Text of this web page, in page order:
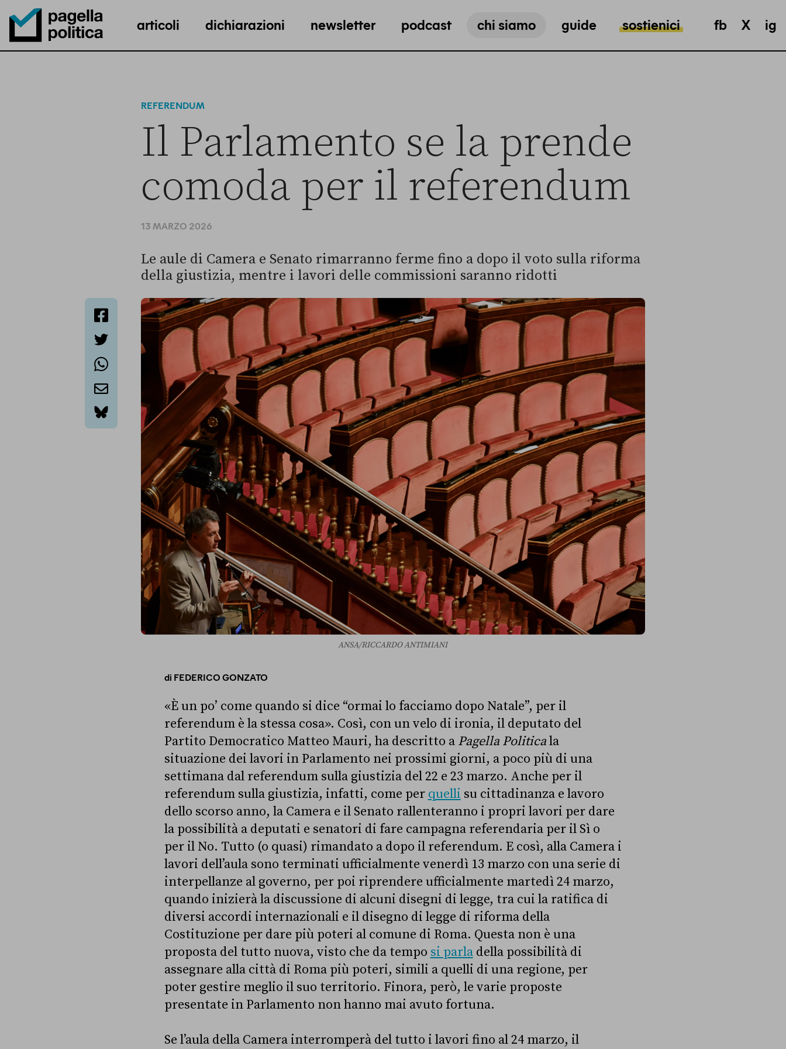
Pagella Politica Logo
articoli dichiarazioni newsletter podcast chi siamo guide sostienici fb X ig
REFERENDUM
Il Parlamento se la prende
comoda per il referendum
13 MARZO 2026
bluesky
Le aule di Camera e Senato rimarranno ferme fino a dopo il voto sulla riforma
della giustizia, mentre i lavori delle commissioni saranno ridotti
ANSA/RICCARDO ANTIMIANI
di FEDERICO GONZATO
«È un po’ come quando si dice “ormai lo facciamo dopo Natale”, per il
referendum è la stessa cosa». Così, con un velo di ironia, il deputato del
Partito Democratico Matteo Mauri, ha descritto a Pagella Politicala
situazione dei lavori in Parlamento nei prossimi giorni, a poco più di una
settimana dal referendum sulla giustizia del 22 e 23 marzo. Anche per il
referendum sulla giustizia, infatti, come per quelli su cittadinanza e lavoro
dello scorso anno, la Camera e il Senato rallenteranno i propri lavori per dare
la possibilità a deputati e senatori di fare campagna referendaria per il Sì o
per il No. Tutto (o quasi) rimandato a dopo il referendum. E così, alla Camera i
lavori dell’aula sono terminati ufficialmente venerdì 13 marzo con una serie di
interpellanze al governo, per poi riprendere ufficialmente martedì 24 marzo,
quando inizierà la discussione di alcuni disegni di legge, tra cui la ratifica di
diversi accordi internazionali e il disegno di legge di riforma della
Costituzione per dare più poteri al comune di Roma. Questa non è una
proposta del tutto nuova, visto che da tempo si parladella possibilità di
assegnare alla città di Roma più poteri, simili a quelli di una regione, per
poter gestire meglio il suo territorio. Finora, però, le varie proposte
presentate in Parlamento non hanno mai avuto fortuna.
Se l’aula della Camera interromperà del tutto i lavori fino al 24 marzo, il